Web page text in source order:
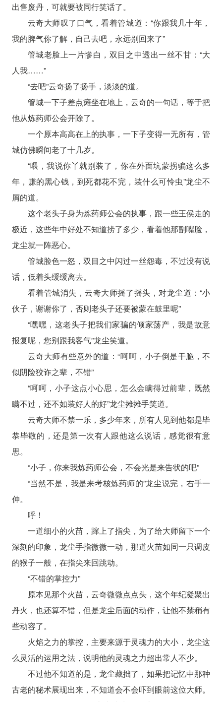
出售废丹，可就要被同行笑话了。
云奇大师叹了口气，看着管城道：“你跟我几十年，
我的脾气你了解，自己去吧，永远别回来了”
管城老脸上一片惨白，双目之中透出一丝不甘：“大
人我……”
“去吧”云奇扬了扬手，淡淡的道。
管城一下子差点瘫坐在地上，云奇的一句话，等于把
他从炼药师公会开除了。
一个原本高高在上的执事，一下子变得一无所有，管
城仿佛瞬间老了十几岁。
“喂，我说你丫就别装了，你在外面坑蒙拐骗这么多
年，赚的黑心钱，到死都花不完，装什么可怜虫”龙尘不
屑的道。
这个老头子身为炼药师公会的执事，跟一些王侯走的
极近，这些年中好处不知道捞了多少，看着他那副嘴脸，
龙尘就一阵恶心。
管城脸色一怒，双目之中闪过一丝怨毒，不过没有说
话，低着头缓缓离去。
看着管城消失，云奇大师摇了摇头，对龙尘道：“小
伙子，谢谢你了，否则老头子还要被蒙在鼓里呢”
“嘿嘿，这老头子把我们家骗的倾家荡产，我是故意
报复呢，您别跟我客气”龙尘笑道。
云奇大师有些意外的道：“呵呵，小子倒是干脆，不
似阴险狡诈之辈，不错”
“呵呵，小子这点小心思，怎么会瞒得过前辈，既然
瞒不过，还不如装好人的好”龙尘摊摊手笑道。
云奇大师不禁一乐，多少年来，所有人见到他都是毕
恭毕敬的，还是第一次有人跟他这么说话，感觉很有意
思。
“小子，你来我炼药师公会，不会光是来告状的吧”
“当然不是，我是来考核炼药师的”龙尘说完，右手一
伸。
呼！
一道细小的火苗，蹿上了指尖，为了给大师留下一个
深刻的印象，龙尘手指微微一动，那道火苗如同一只调皮
的猴子一般，在指尖来回跳动。
“不错的掌控力”
原本见那个火苗，云奇微微点点头，这个年纪凝聚出
丹火，也还算不错，但是龙尘后面的动作，让他不禁稍有
些动容了。
火焰之力的掌控，主要来源于灵魂力的大小，龙尘这
么灵活的运用之法，说明他的灵魂之力超出常人不少。
不过他不知道的是，龙尘藏拙了，如果把记忆中那种
古老的秘术展现出来，不知道会不会吓到眼前这位大师。